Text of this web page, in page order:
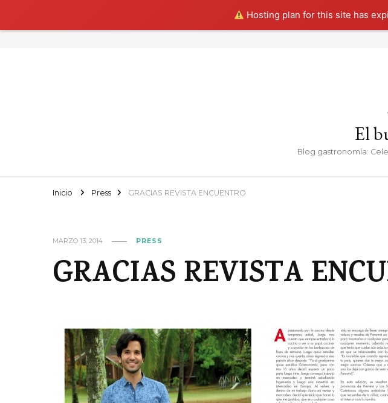
Hosting plan for this site has
El
Blog gastronomía:
Inicio Press GRACIAS REVISTA ENCUENTRO
MARZO 13, 2014 PRESS
GRACIAS REVISTA